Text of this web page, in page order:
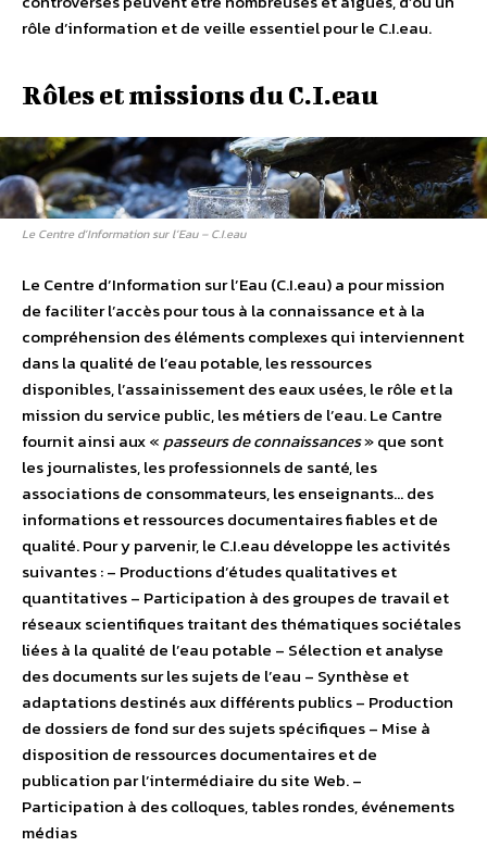
rôle d’information et de veille essentiel pour le C.I.eau.
Rôles et missions du C.I.eau
Le Centre d’Information sur l’Eau – C.I.eau
Le Centre d’Information sur l’Eau (C.I.eau) a pour mission
de faciliter l’accès pour tous à la connaissance et à la
compréhension des éléments complexes qui interviennent
dans la qualité de l’eau potable, les ressources
disponibles, l’assainissement des eaux usées, le rôle et la
mission du service public, les métiers de l’eau. Le Cantre
fournit ainsi aux «passeurs de connaissances» que sont
les journalistes, les professionnels de santé, les
associations de consommateurs, les enseignants… des
informations et ressources documentaires fiables et de
qualité. Pour y parvenir, le C.I.eau développe les activités
suivantes : – Productions d’études qualitatives et
quantitatives – Participation à des groupes de travail et
réseaux scientifiques traitant des thématiques sociétales
liées à la qualité de l’eau potable – Sélection et analyse
des documents sur les sujets de l’eau – Synthèse et
adaptations destinés aux différents publics – Production
de dossiers de fond sur des sujets spécifiques – Mise à
disposition de ressources documentaires et de
publication par l’intermédiaire du site Web. –
Participation à des colloques, tables rondes, événements
médias